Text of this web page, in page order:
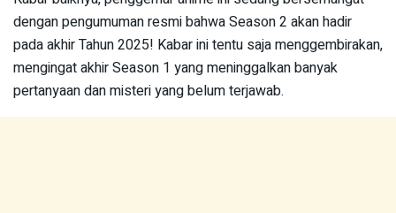
dengan pengumuman resmi bahwa Season 2 akan hadir
pada akhir Tahun 2025! Kabar ini tentu saja menggembirakan,
mengingat akhir Season 1 yang meninggalkan banyak
pertanyaan dan misteri yang belum terjawab.